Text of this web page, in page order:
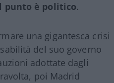
punto è politico.
una gigantesca crisi
del suo governo
adottate dagli
poi Madrid